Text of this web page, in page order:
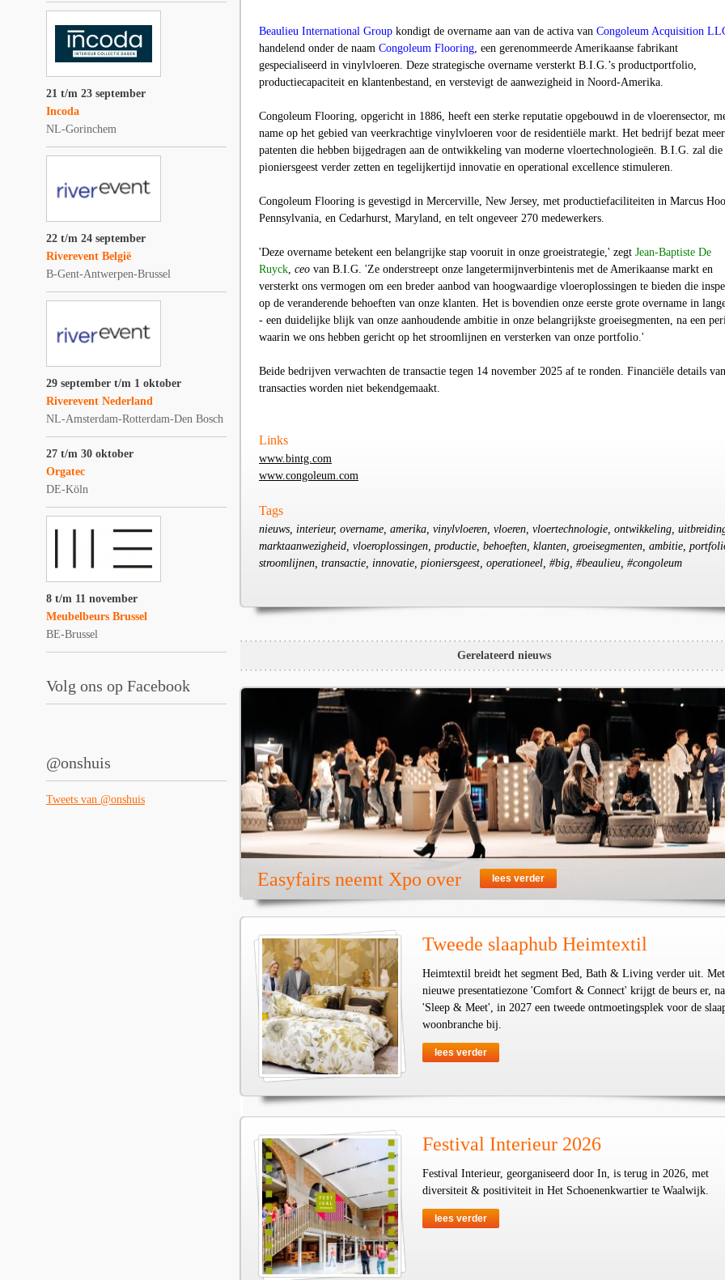
21 t/m 23 september
Incoda
NL-Gorinchem
22 t/m 24 september
Riverevent België
B-Gent-Antwerpen-Brussel
29 september t/m 1 oktober
Riverevent Nederland
NL-Amsterdam-Rotterdam-Den Bosch
27 t/m 30 oktober
Orgatec
DE-Köln
8 t/m 11 november
Meubelbeurs Brussel
BE-Brussel
Volg ons op Facebook
@onshuis
Tweets van @onshuis
Beaulieu International Group kondigt de overname aan van de activa van Congoleum Acquisition
handelend onder de naam Congoleum Flooring, een gerenommeerde Amerikaanse fabrikant
gespecialiseerd in vinylvloeren. Deze strategische overname versterkt B.I.G.’s productportfolio,
productiecapaciteit en klantenbestand, en verstevigt de aanwezigheid in Noord-Amerika.
Congoleum Flooring, opgericht in 1886, heeft een sterke reputatie opgebouwd in de vloerensector,
name op het gebied van veerkrachtige vinylvloeren voor de residentiële markt. Het bedrijf bezat
patenten die hebben bijgedragen aan de ontwikkeling van moderne vloertechnologieën. B.I.G. zal die
pioniersgeest verder zetten en tegelijkertijd innovatie en operational excellence stimuleren.
Congoleum Flooring is gevestigd in Mercerville, New Jersey, met productiefaciliteiten in Marcus
Pennsylvania, en Cedarhurst, Maryland, en telt ongeveer 270 medewerkers.
'Deze overname betekent een belangrijke stap vooruit in onze groeistrategie,' zegt Jean-Baptiste De
Ruyck, ceo van B.I.G. 'Ze onderstreept onze langetermijnverbintenis met de Amerikaanse markt en
versterkt ons vermogen om een breder aanbod van hoogwaardige vloeroplossingen te bieden die
op de veranderende behoeften van onze klanten. Het is bovendien onze eerste grote overname in
- een duidelijke blijk van onze aanhoudende ambitie in onze belangrijkste groeisegmenten, na een
waarin we ons hebben gericht op het stroomlijnen en versterken van onze portfolio.'
Beide bedrijven verwachten de transactie tegen 14 november 2025 af te ronden. Financiële details
transacties worden niet bekendgemaakt.
Links
www.bintg.com
www.congoleum.com
Tags
nieuws, interieur, overname, amerika, vinylvloeren, vloeren, vloertechnologie, ontwikkeling,
marktaanwezigheid, vloeroplossingen, productie, behoeften, klanten, groeisegmenten, ambitie,
stroomlijnen, transactie, innovatie, pioniersgeest, operationeel, #big, #beaulieu, #congoleum
Gerelateerd nieuws
Easyfairs neemt Xpo over lees verder
Tweede slaaphub Heimtextil
Heimtextil breidt het segment Bed, Bath & Living verder uit.
nieuwe presentatiezone 'Comfort & Connect' krijgt de beurs er,
'Sleep & Meet', in 2027 een tweede ontmoetingsplek voor de
woonbranche bij.
lees verder
Festival Interieur 2026
Festival Interieur, georganiseerd door In, is terug in 2026, met
diversiteit & positiviteit in Het Schoenenkwartier te Waalwijk.
lees verder